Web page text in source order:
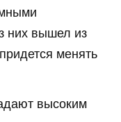
них вышел из
менять
высоким